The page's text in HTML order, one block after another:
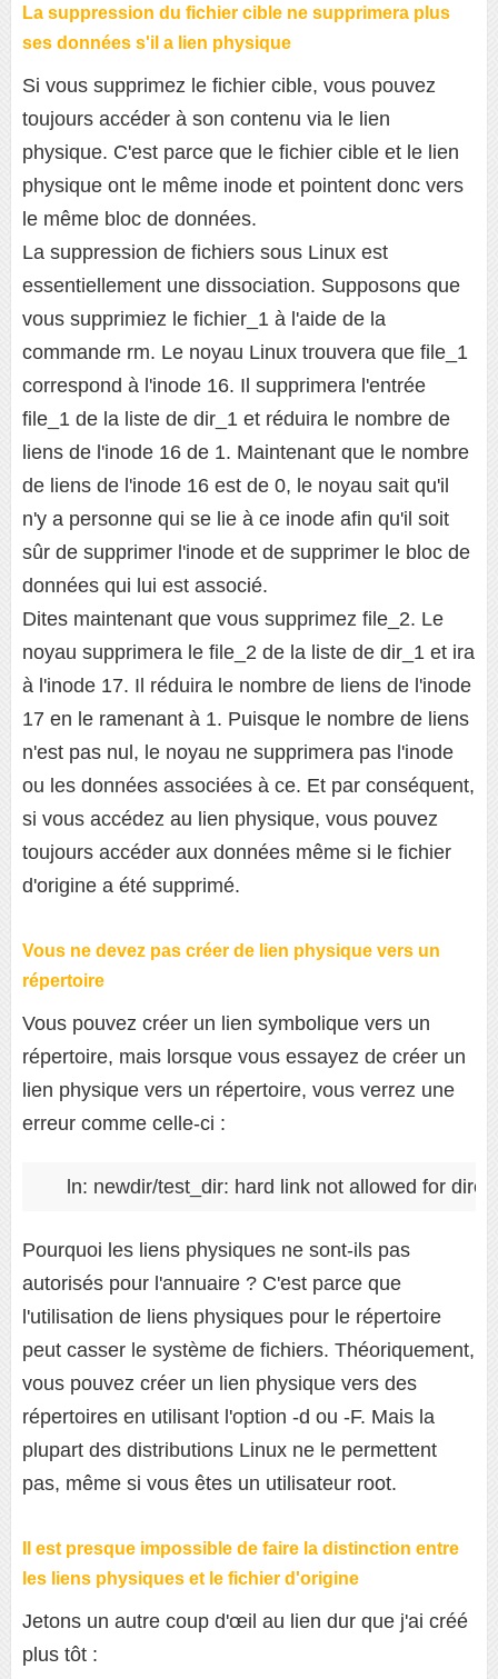
La suppression du fichier cible ne supprimera plus
ses données s'il a lien physique
Si vous supprimez le fichier cible, vous pouvez
toujours accéder à son contenu via le lien
physique. C'est parce que le fichier cible et le lien
physique ont le même inode et pointent donc vers
le même bloc de données.
La suppression de fichiers sous Linux est
essentiellement une dissociation. Supposons que
vous supprimiez le fichier_1 à l'aide de la
commande rm. Le noyau Linux trouvera que file_1
correspond à l'inode 16. Il supprimera l'entrée
file_1 de la liste de dir_1 et réduira le nombre de
liens de l'inode 16 de 1. Maintenant que le nombre
de liens de l'inode 16 est de 0, le noyau sait qu'il
n'y a personne qui se lie à ce inode afin qu'il soit
sûr de supprimer l'inode et de supprimer le bloc de
données qui lui est associé.
Dites maintenant que vous supprimez file_2. Le
noyau supprimera le file_2 de la liste de dir_1 et ira
à l'inode 17. Il réduira le nombre de liens de l'inode
17 en le ramenant à 1. Puisque le nombre de liens
n'est pas nul, le noyau ne supprimera pas l'inode
ou les données associées à ce. Et par conséquent,
si vous accédez au lien physique, vous pouvez
toujours accéder aux données même si le fichier
d'origine a été supprimé.
Vous ne devez pas créer de lien physique vers un
répertoire
Vous pouvez créer un lien symbolique vers un
répertoire, mais lorsque vous essayez de créer un
lien physique vers un répertoire, vous verrez une
erreur comme celle-ci :
ln: newdir/test_dir: hard link not allowed for
Pourquoi les liens physiques ne sont-ils pas
autorisés pour l'annuaire ? C'est parce que
l'utilisation de liens physiques pour le répertoire
peut casser le système de fichiers. Théoriquement,
vous pouvez créer un lien physique vers des
répertoires en utilisant l'option -d ou -F. Mais la
plupart des distributions Linux ne le permettent
pas, même si vous êtes un utilisateur root.
Il est presque impossible de faire la distinction entre
les liens physiques et le fichier d'origine
Jetons un autre coup d'œil au lien dur que j'ai créé
plus tôt :